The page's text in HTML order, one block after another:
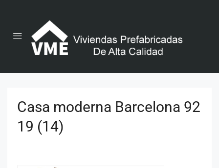
Casa moderna Barcelona 92
19 (14)